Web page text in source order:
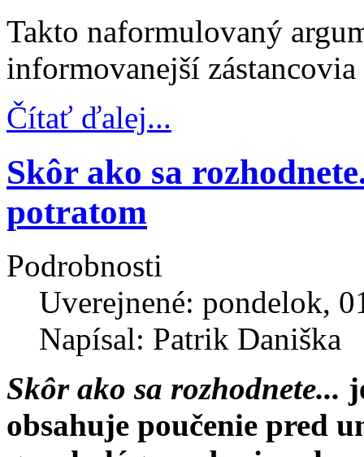
Takto naformulovaný
informovanejší
Čítať ďalej...
Skôr ako sa
potratom
Podrobnosti
Uverejnené: pondelok,
Napísal: Patrik Daniška
Skôr ako sa rozhodnete...
obsahuje poučenie pred